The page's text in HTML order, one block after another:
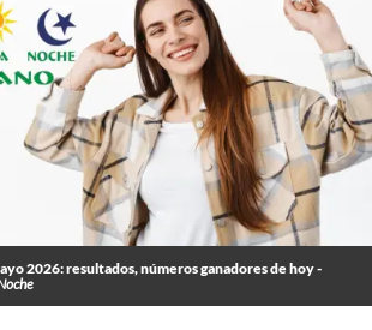
2026: resultados, números ganadores de hoy -